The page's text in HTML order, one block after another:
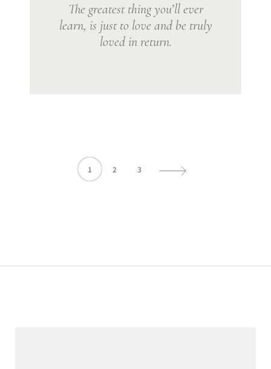
The greatest thing you’ll ever
learn, is just to love and be truly
loved in return.
1 2 3